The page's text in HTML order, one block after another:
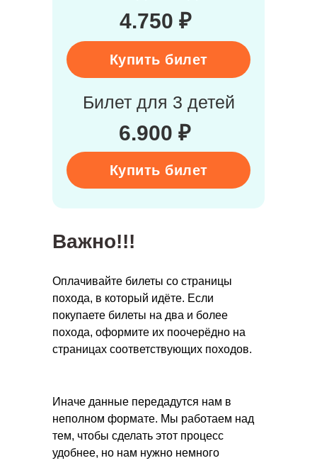
4.750 ₽
6.900 ₽
Купить билет
Билет для 3 детей
Купить билет
Важно!!!
Оплачивайте билеты со страницы
похода, в который идёте. Если
покупаете билеты на два и более
похода, оформите их поочерёдно на
страницах соответствующих походов.
Иначе данные передадутся нам в
неполном формате. Мы работаем над
тем, чтобы сделать этот процесс
удобнее, но нам нужно немного